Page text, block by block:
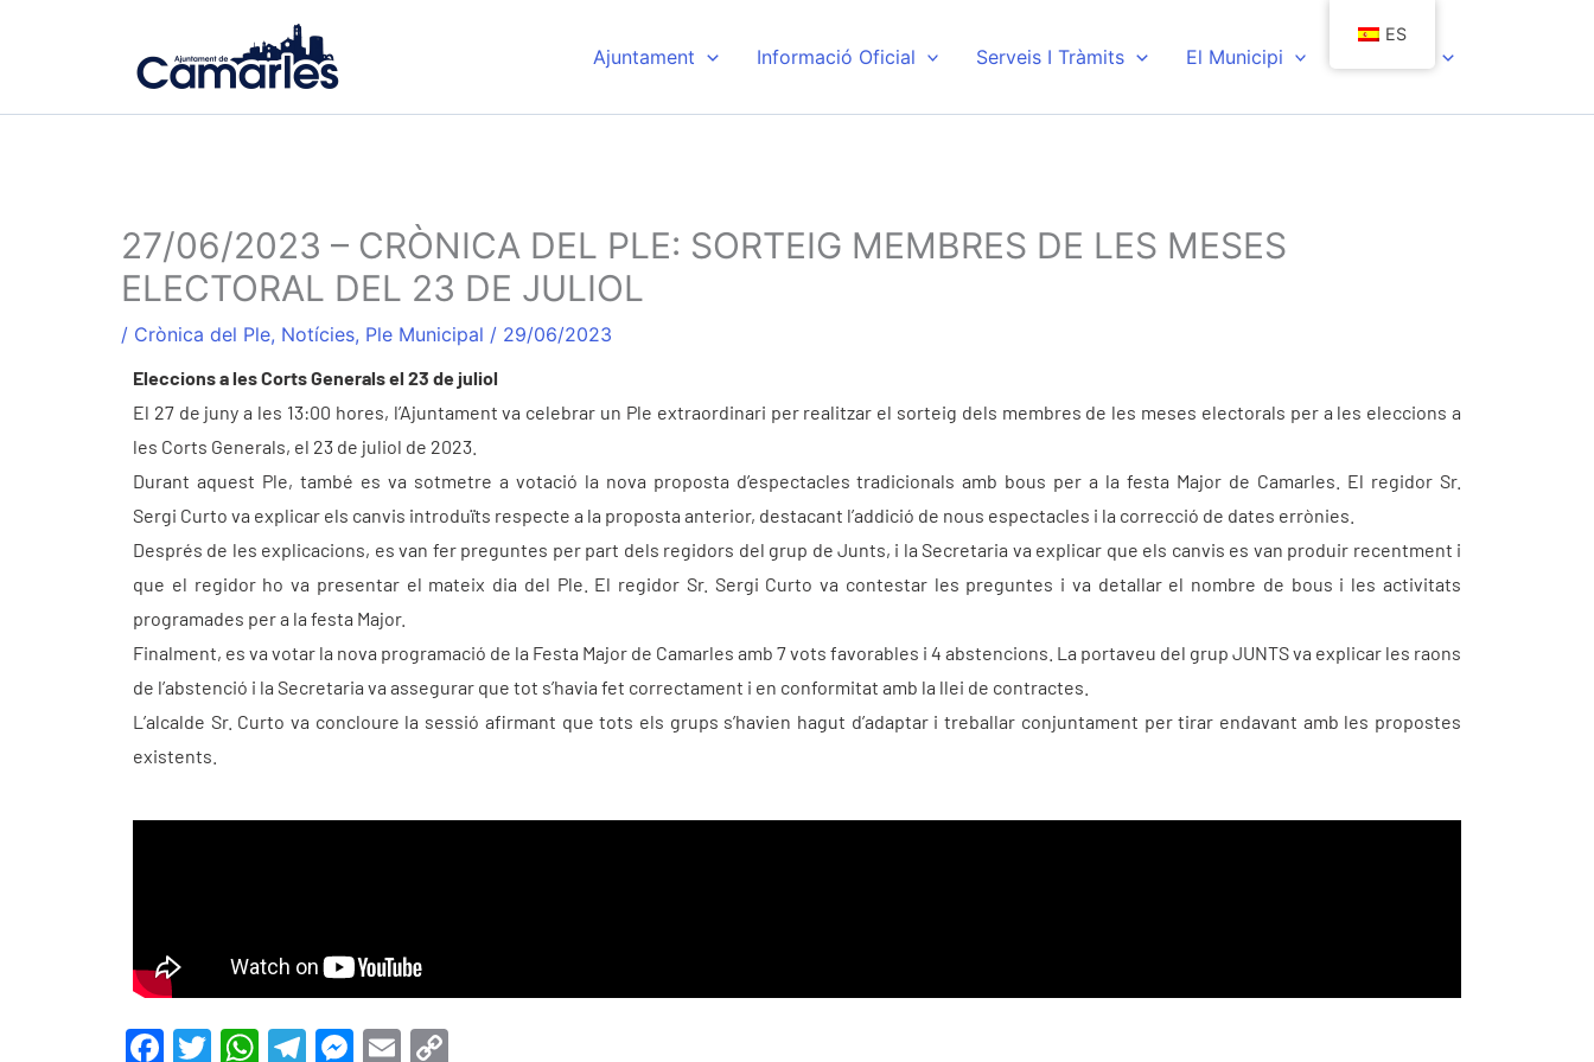
Ajuntament Informació Oficial Serveis I Tràmits El Municipi
27/06/2023 – CRÒNICA DEL PLE: SORTEIG MEMBRES DE LES MESES
ELECTORAL DEL 23 DE JULIOL
/ Crònica del Ple, Notícies, Ple Municipal / 29/06/2023
Eleccions a les Corts Generals el 23 de juliol
El 27 de juny a les 13:00 hores, l’Ajuntament va celebrar un Ple extraordinari per realitzar el sorteig dels membres de les meses electorals per a les eleccions a
les Corts Generals, el 23 de juliol de 2023.
Durant aquest Ple, també es va sotmetre a votació la nova proposta d’espectacles tradicionals amb bous per a la festa Major de Camarles. El regidor Sr.
Sergi Curto va explicar els canvis introduïts respecte a la proposta anterior, destacant l’addició de nous espectacles i la correcció de dates errònies.
Després de les explicacions, es van fer preguntes per part dels regidors del grup de Junts, i la Secretaria va explicar que els canvis es van produir recentment i
que el regidor ho va presentar el mateix dia del Ple. El regidor Sr. Sergi Curto va contestar les preguntes i va detallar el nombre de bous i les activitats
programades per a la festa Major.
Finalment, es va votar la nova programació de la Festa Major de Camarles amb 7 vots favorables i 4 abstencions. La portaveu del grup JUNTS va explicar les raons
de l’abstenció i la Secretaria va assegurar que tot s’havia fet correctament i en conformitat amb la llei de contractes.
L’alcalde Sr. Curto va concloure la sessió afirmant que tots els grups s’havien hagut d’adaptar i treballar conjuntament per tirar endavant amb les propostes
existents.
F T W T M E
ES